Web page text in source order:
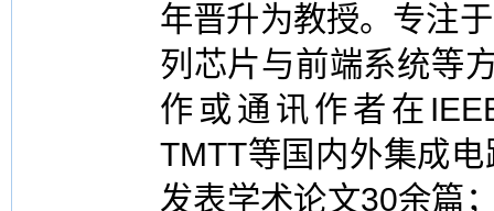
年晋升为教授。专注
列芯片与前端系统等
作或通讯作者在
TMTT等国内外集成
发表学术论文30余篇